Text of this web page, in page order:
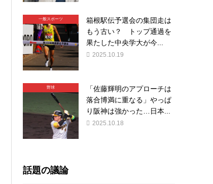
一般スポーツ
箱根駅伝予選会の集団走は
もう古い？ トップ通過を
果たした中央学大が今...
2025.10.19
野球
「佐藤輝明のアプローチは
落合博満に重なる」やっぱ
り阪神は強かった…日本...
2025.10.18
話題の議論